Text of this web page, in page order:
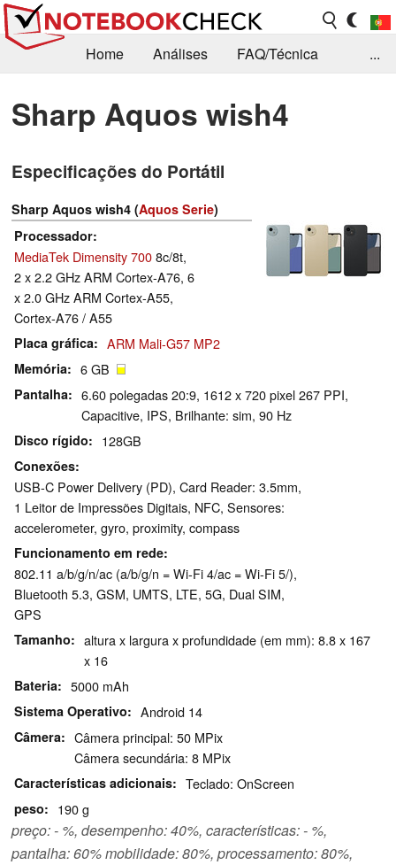
Home Análises
FAQ/Técnica
Busca
Contacto
...
Sharp Aquos wish4
Especificações do Portátil
Sharp Aquos wish4 (Aquos Serie)
Processador
MediaTek Dimensity 7008c/8t,
2 x 2.2 GHz ARM Cortex-A76, 6
x 2.0 GHz ARM Cortex-A55,
Cortex-A76 / A55
Placa gráfica ARM Mali-G57 MP2
Memória 6 GB
Pantalha
6.60 polegadas 20:9, 1612 x 720 pixel 267 PPI,
Capacitive, IPS, Brilhante: sim, 90 Hz
Disco rígido 128GB
Conexões
USB-C Power Delivery (PD), Card Reader: 3.5mm,
1 Leitor de Impressões Digitais, NFC, Sensores:
accelerometer, gyro, proximity, compass
Funcionamento em rede
802.11 a/b/g/n/ac (a/b/g/n = Wi-Fi 4/ac = Wi-Fi 5/),
Bluetooth 5.3, GSM, UMTS, LTE, 5G, Dual SIM,
GPS
Tamanho
altura x largura x profundidade (em mm): 8.8 x 167
x 16
Bateria 5000 mAh
Sistema Operativo Android 14
Câmera
Câmera principal: 50 MPix
Câmera secundária: 8 MPix
Características adicionais Teclado: OnScreen
peso 190 g
preço: - %, desempenho: 40%, características: - %,
pantalha: 60% mobilidade: 80%, processamento: 80%,